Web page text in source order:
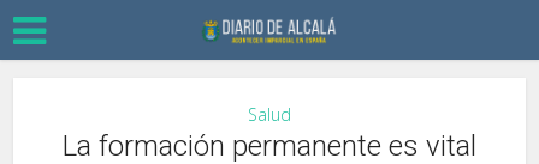
Salud
La formación permanente es vital